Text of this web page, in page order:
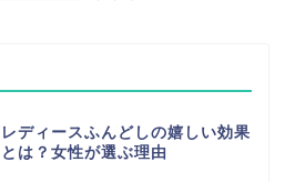
レディースふんどしの嬉しい効果
とは？女性が選ぶ理由